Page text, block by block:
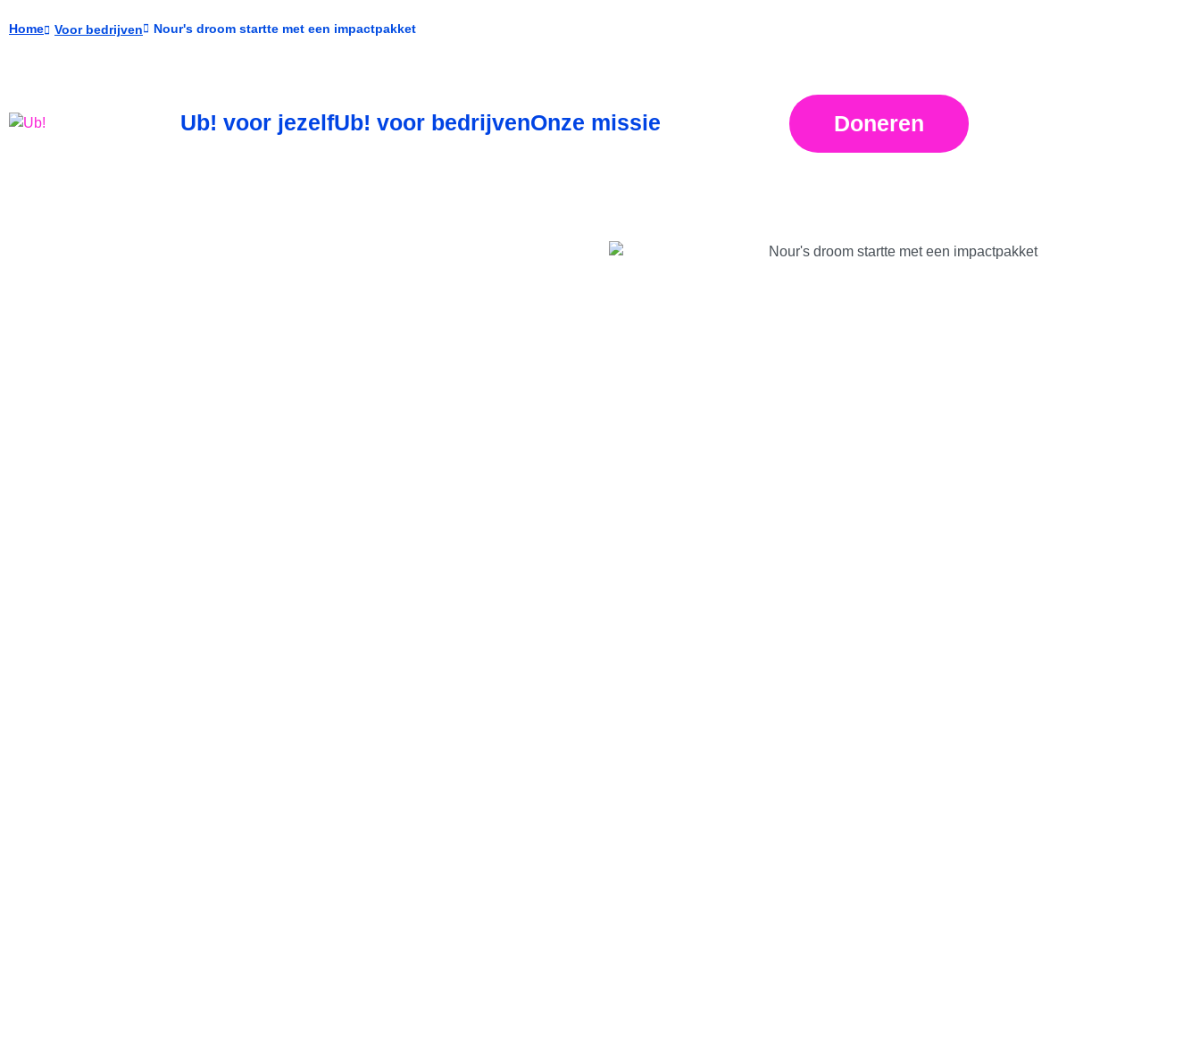
Home Voor bedrijven Nour's droom startte met een impactpakket
Ub! voor jezelfUb! voor bedrijvenOnze missie Doneren